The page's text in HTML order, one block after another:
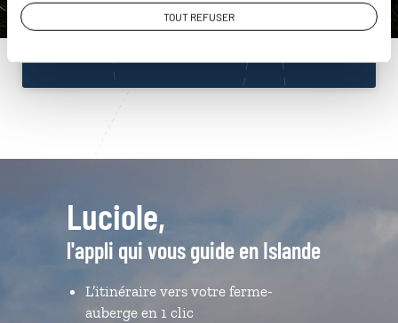
TOUT REFUSER
Luciole,
l'appli qui vous guide en Islande
L’itinéraire vers votre ferme-
auberge en 1 clic